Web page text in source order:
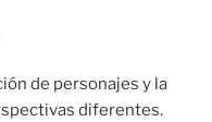
de personajes y la
diferentes.